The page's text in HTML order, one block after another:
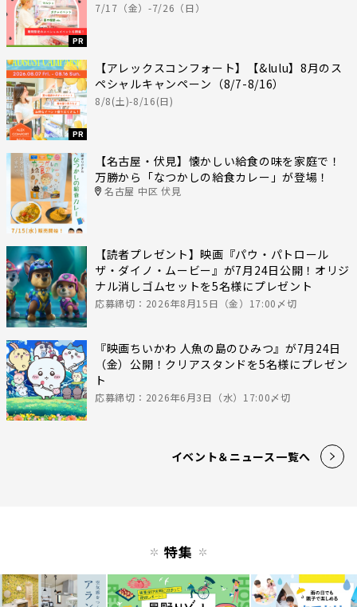
PR
7/17（金）-7/26（日）
PR
【アレックスコンフォート】【&lulu】8月のス
ペシャルキャンペーン（8/7-8/16）
8/8(土)-8/16(日)
【名古屋・伏見】懐かしい給食の味を家庭で！
万勝から「なつかしの給食カレー」が登場！
名古屋 中区 伏見
【読者プレゼント】映画『パウ・パトロール
ザ・ダイノ・ムービー』が7月24日公開！オリジ
ナル消しゴムセットを5名様にプレゼント
応募締切：2026年8月15日（金）17:00〆切
『映画ちいかわ 人魚の島のひみつ』が7月24日
（金）公開！クリアスタンドを5名様にプレゼン
ト
応募締切：2026年6月3日（水）17:00〆切
イベント＆ニュース一覧へ
特集